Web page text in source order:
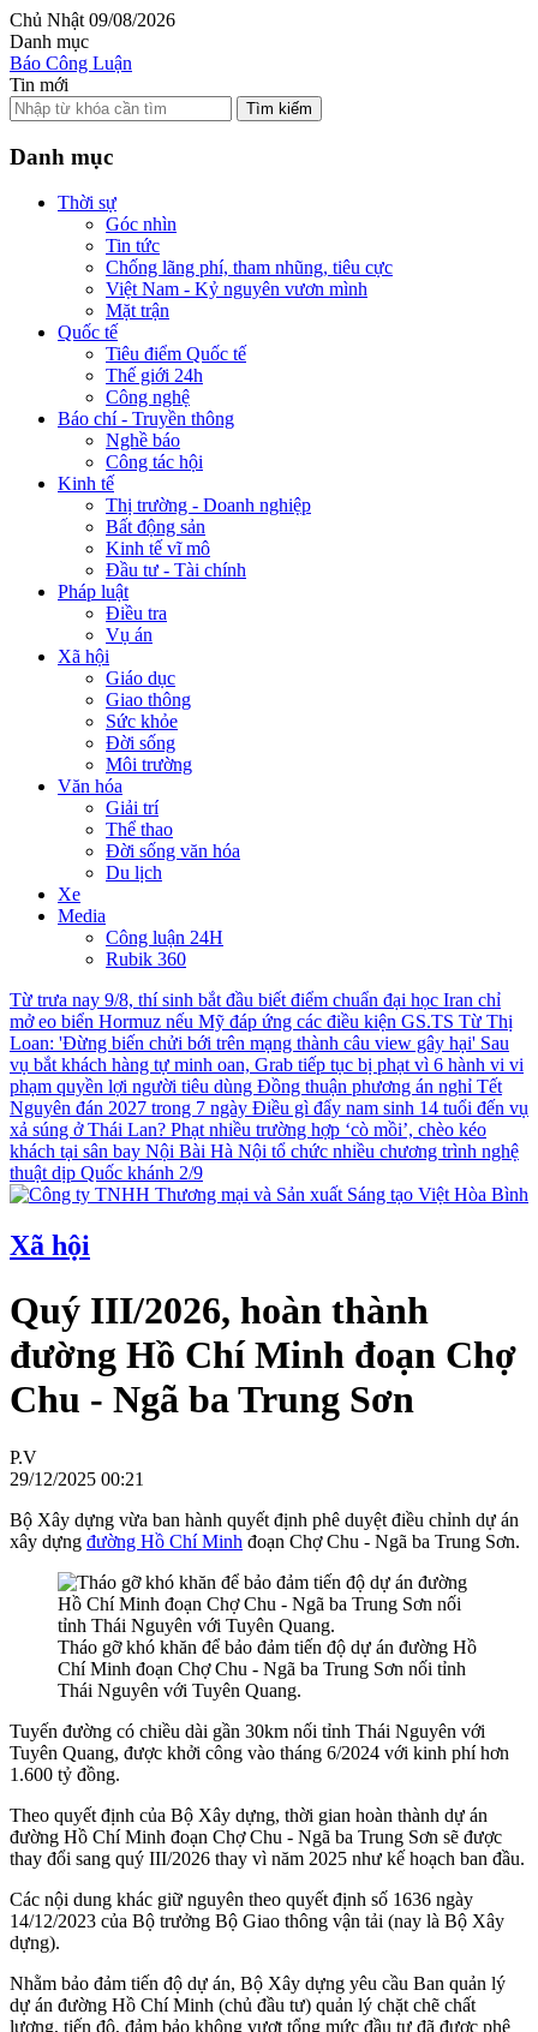
Chủ Nhật 09/08/2026
Danh mục
Báo Công Luận
Tin mới
Tìm kiếm
Danh mục
Thời sự
Góc nhìn
Tin tức
Chống lãng phí, tham nhũng, tiêu cực
Việt Nam - Kỷ nguyên vươn mình
Mặt trận
Quốc tế
Tiêu điểm Quốc tế
Thế giới 24h
Công nghệ
Báo chí - Truyền thông
Nghề báo
Công tác hội
Kinh tế
Thị trường - Doanh nghiệp
Bất động sản
Kinh tế vĩ mô
Đầu tư - Tài chính
Pháp luật
Điều tra
Vụ án
Xã hội
Giáo dục
Giao thông
Sức khỏe
Đời sống
Môi trường
Văn hóa
Giải trí
Thể thao
Đời sống văn hóa
Du lịch
Xe
Media
Công luận 24H
Rubik 360
Từ trưa nay 9/8, thí sinh bắt đầu biết điểm chuẩn đại học Iran chỉ
mở eo biển Hormuz nếu Mỹ đáp ứng các điều kiện GS.TS Từ Thị
Loan: 'Đừng biến chửi bới trên mạng thành câu view gây hại' Sau
vụ bắt khách hàng tự minh oan, Grab tiếp tục bị phạt vì 6 hành vi vi
phạm quyền lợi người tiêu dùng Đồng thuận phương án nghỉ Tết
Nguyên đán 2027 trong 7 ngày Điều gì đẩy nam sinh 14 tuổi đến vụ
xả súng ở Thái Lan? Phạt nhiều trường hợp ‘cò mồi’, chèo kéo
khách tại sân bay Nội Bài Hà Nội tổ chức nhiều chương trình nghệ
thuật dịp Quốc khánh 2/9
Xã hội
Quý III/2026, hoàn thành
đường Hồ Chí Minh đoạn Chợ
Chu - Ngã ba Trung Sơn
P.V
29/12/2025 00:21
Bộ Xây dựng vừa ban hành quyết định phê duyệt điều chỉnh dự án
xây dựng đường Hồ Chí Minh đoạn Chợ Chu - Ngã ba Trung Sơn.
Tháo gỡ khó khăn để bảo đảm tiến độ dự án đường Hồ
Chí Minh đoạn Chợ Chu - Ngã ba Trung Sơn nối tỉnh
Thái Nguyên với Tuyên Quang.
Tuyến đường có chiều dài gần 30km nối tỉnh Thái Nguyên với
Tuyên Quang, được khởi công vào tháng 6/2024 với kinh phí hơn
1.600 tỷ đồng.
Theo quyết định của Bộ Xây dựng, thời gian hoàn thành dự án
đường Hồ Chí Minh đoạn Chợ Chu - Ngã ba Trung Sơn sẽ được
thay đổi sang quý III/2026 thay vì năm 2025 như kế hoạch ban đầu.
Các nội dung khác giữ nguyên theo quyết định số 1636 ngày
14/12/2023 của Bộ trưởng Bộ Giao thông vận tải (nay là Bộ Xây
dựng).
Nhằm bảo đảm tiến độ dự án, Bộ Xây dựng yêu cầu Ban quản lý
dự án đường Hồ Chí Minh (chủ đầu tư) quản lý chặt chẽ chất
lượng, tiến độ, đảm bảo không vượt tổng mức đầu tư đã được phê